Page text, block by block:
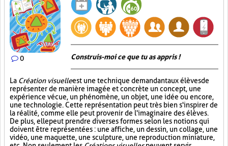
0 Construis-moi ce que tu as appris !
La Création visuelleest une technique demandant aux élèves de
représenter de manière imagée et concrète un concept, une
expérience vécue, un phénomène, un objet, une idée ou encore,
une technologie. Cette représentation peut très bien s'inspirer de
la réalité, comme elle peut provenir de l'imaginaire des élèves.
De plus, elle peut prendre diverses formes selon les notions qui
doivent être représentées : une affiche, un dessin, un collage, une
vidéo, une maquette, une sculpture, une reproduction miniature,